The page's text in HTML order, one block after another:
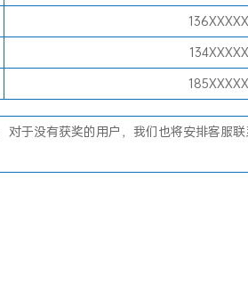
于没有获奖的用户，我们也将安排客服